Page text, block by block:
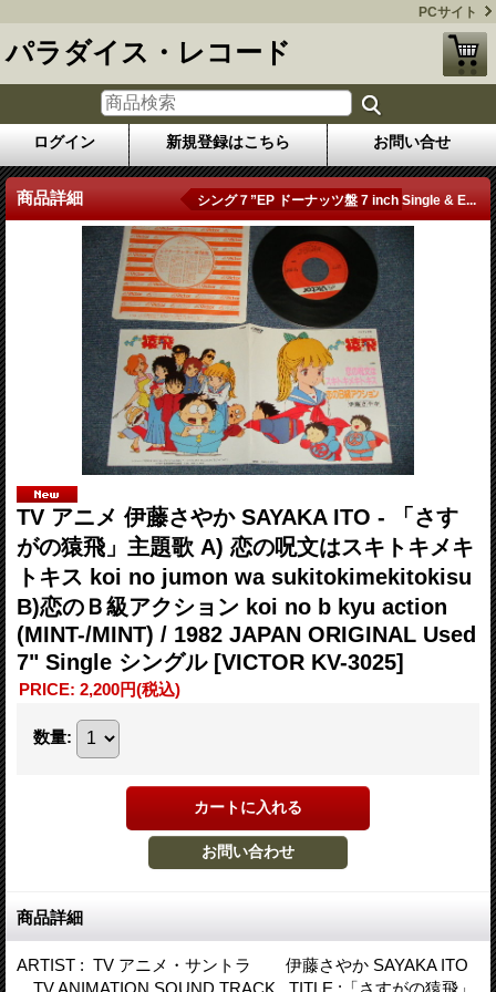
PCサイト
パラダイス・レコード
ログイン 新規登録はこちら お問い合せ
商品詳細 シング７”EP ドーナッツ盤 7 inch Single & E...
TV アニメ 伊藤さやか SAYAKA ITO - 「さす
がの猿飛」主題歌 A) 恋の呪文はスキトキメキ
トキス koi no jumon wa sukitokimekitokisu
B)恋のＢ級アクション koi no b kyu action
(MINT-/MINT) / 1982 JAPAN ORIGINAL Used
7" Single シングル [VICTOR KV-3025]
PRICE: 2,200円(税込)
数量:
商品詳細
ARTIST : TV アニメ・サントラ 伊藤さやか SAYAKA ITO
TV ANIMATION SOUND TRACK TITLE :「さすがの猿飛」